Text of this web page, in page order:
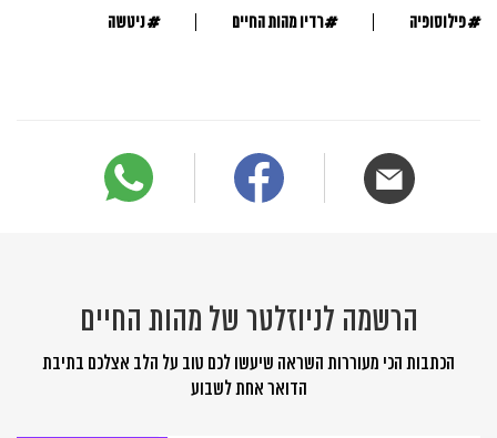
#פילוסופיה #רדיו מהות החיים #ניטשה
הרשמה לניוזלטר של מהות החיים
הכתבות הכי מעוררות השראה שיעשו לכם טוב על הלב אצלכם בתיבת
הדואר אחת לשבוע